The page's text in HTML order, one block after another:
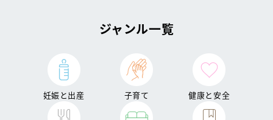
ジャンル一覧
妊娠と出産 子育て 健康と安全